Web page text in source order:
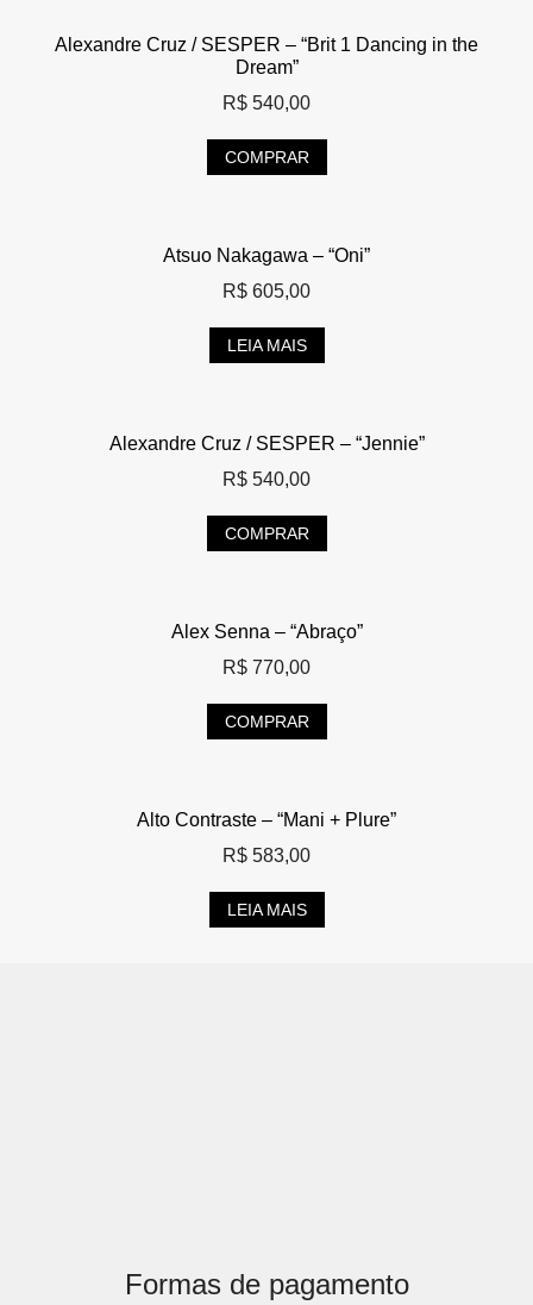
Alexandre Cruz / SESPER – “Brit 1 Dancing in the
Dream”
R$ 540,00
COMPRAR
Atsuo Nakagawa – “Oni”
R$ 605,00
LEIA MAIS
Alexandre Cruz / SESPER – “Jennie”
R$ 540,00
COMPRAR
Alex Senna – “Abraço”
R$ 770,00
COMPRAR
Alto Contraste – “Mani + Plure”
R$ 583,00
LEIA MAIS
Formas de pagamento